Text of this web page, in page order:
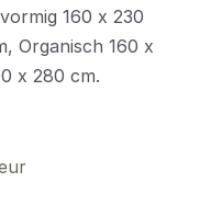
160 x 230
Organisch 160 x
x 280 cm.